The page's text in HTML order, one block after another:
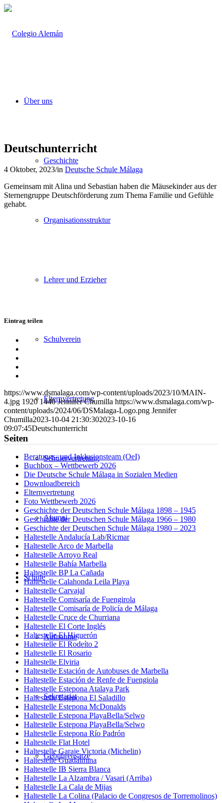
Über uns
Geschichte
Organisationsstruktur
Lehrer und Erzieher
Schulverein
Elternvertretung
Schülervertretung
Alumni
Schule
Aufnahme
Sekretariat
Gebührensätze
Deutschunterricht
4 Oktober, 2023/in Deutsche Schule Málaga
Gemeinsam mit Alina und Sebastian haben die Mäusekinder aus der
Sternengruppe Deutschförderung zum Thema Familie und Gefühle
gehabt.
Eintrag teilen
Teilen
Mail
teilen
https://www.dsmalaga.com/wp-content/uploads/2023/10/MAIN-
4.jpg 1920 1440 Jennifer Chumilla https://www.dsmalaga.com/wp-
content/uploads/2024/06/DSMalaga-Logo.png Jennifer
Chumilla2023-10-04 21:30:302023-10-16
09:07:45Deutschunterricht
Seiten
Beratungs- und Inklusionsteam (OeI)
Buchbox – Wettbewerb 2026
Die Deutsche Schule Málaga in Sozialen Medien
Downloadbereich
Elternvertretung
Foto Wettbewerb 2026
Geschichte der Deutschen Schule Málaga 1898 – 1945
Geschichte der Deutschen Schule Málaga 1966 – 1980
Geschichte der Deutschen Schule Málaga 1980 – 2023
Haltestelle Andalucía Lab/Ricmar
Haltestelle Arco de Marbella
Haltestelle Arroyo Real
Haltestelle Bahía Marbella
Haltestelle BP La Cañada
Haltestelle Calahonda Leila Playa
Haltestelle Carvajal
Haltestelle Comisaría de Fuengirola
Haltestelle Comisaría de Policía de Málaga
Haltestelle Cruce de Churriana
Haltestelle El Corte Inglés
Haltestelle El Higuerón
Haltestelle El Rodeíto 2
Haltestelle El Rosario
Haltestelle Elviria
Haltestelle Estación de Autobuses de Marbella
Haltestelle Estación de Renfe de Fuengiola
Haltestelle Estepona Atalaya Park
Haltestelle Estepona El Saladillo
Haltestelle Estepona McDonalds
Haltestelle Estepona PlayaBella/Selwo
Haltestelle Estepona PlayaBella/Selwo
Haltestelle Estepona Río Padrón
Haltestelle Flat Hotel
Haltestelle Garaje Victoria (Michelin)
Haltestelle Guadalmina
Haltestelle IB Sierra Blanca
Haltestelle La Alzambra / Vasari (Arriba)
Haltestelle La Cala de Mijas
Haltestelle La Colina (Palacio de Congresos de Torremolinos)